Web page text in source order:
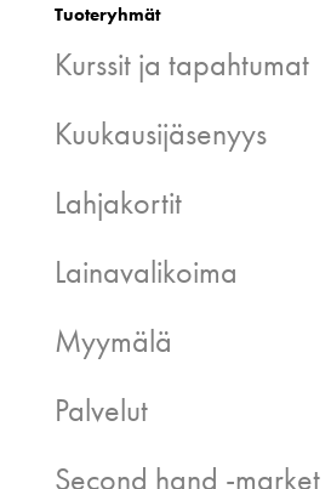
Tuoteryhmät
Kurssit ja tapahtumat
Kuukausijäsenyys
Lahjakortit
Lainavalikoima
Myymälä
Palvelut
Second hand -market